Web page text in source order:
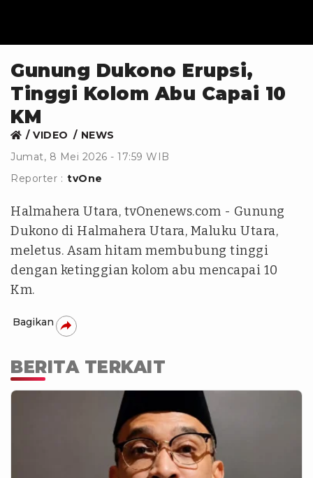
Gunung Dukono Erupsi,
Tinggi Kolom Abu Capai 10
KM
VIDEO
NEWS
Jumat, 8 Mei 2026 - 17:59 WIB
Reporter : tvOne
Halmahera Utara, tvOnenews.com - Gunung
Dukono di Halmahera Utara, Maluku Utara,
meletus. Asam hitam membubung tinggi
dengan ketinggian kolom abu mencapai 10
Km.
Bagikan
BERITA TERKAIT